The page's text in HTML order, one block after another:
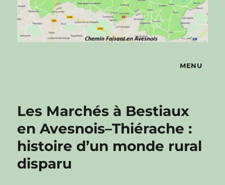
Chemin faisant en Avesnois
MENU
Les Marchés à Bestiaux
en Avesnois–Thiérache :
histoire d’un monde rural
disparu